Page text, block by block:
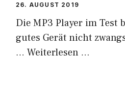
26. AUGUST 2019
Die MP3 Player im Test
gutes Gerät nicht
… Weiterlesen …